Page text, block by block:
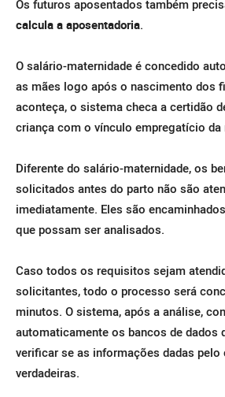
Os futuros aposentados também
calcula a aposentadoria.
O salário-maternidade é concedido
as mães logo após o nascimento dos
aconteça, o sistema checa a certidão
criança com o vínculo empregatício da
Diferente do salário-maternidade, os
solicitados antes do parto não são
imediatamente. Eles são
que possam ser analisados.
Caso todos os requisitos sejam
solicitantes, todo o processo será
minutos. O sistema, após a análise,
automaticamente os bancos de dados
verificar se as informações dadas pelo
verdadeiras.